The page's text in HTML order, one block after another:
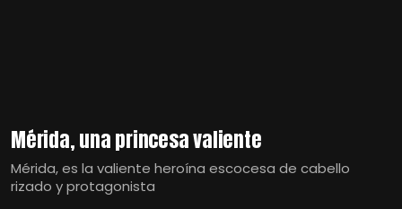
Mérida, una princesa valiente
Mérida, es la valiente heroína escocesa de cabello
rizado y protagonista